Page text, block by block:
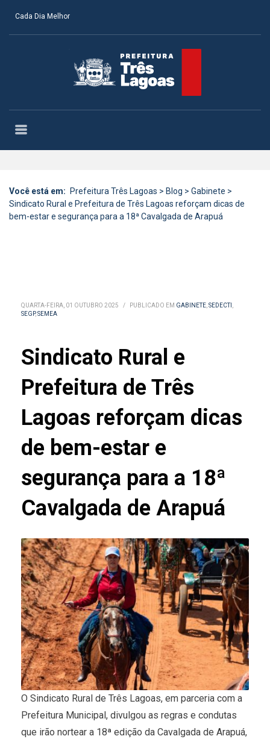
Cada Dia Melhor
Você está em: Prefeitura Três Lagoas > Blog > Gabinete >
Sindicato Rural e Prefeitura de Três Lagoas reforçam dicas de
bem-estar e segurança para a 18ª Cavalgada de Arapuá
QUARTA-FEIRA, 01 OUTUBRO 2025 / PUBLICADO EM GABINETE,SEDECTI ,
SEGP,SEMEA
Sindicato Rural e
Prefeitura de Três
Lagoas reforçam dicas
de bem-estar e
segurança para a 18ª
Cavalgada de Arapuá
O Sindicato Rural de Três Lagoas, em parceria com a
Prefeitura Municipal, divulgou as regras e condutas
que irão nortear a 18ª edição da Cavalgada de Arapuá,